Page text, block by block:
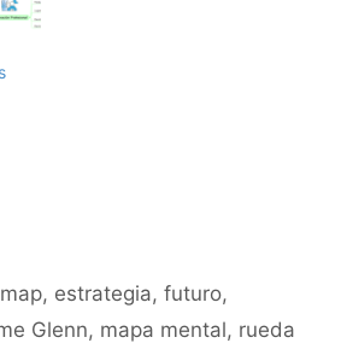
, estrategia,futuro,
Glenn, mapa mental, rueda